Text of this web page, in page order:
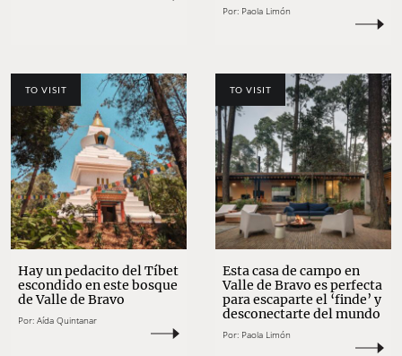
Por: Paola Limón
TO VISIT
Hay un pedacito del Tíbet
escondido en este bosque
de Valle de Bravo
Por: Aída Quintanar
TO VISIT
Esta casa de campo en
Valle de Bravo es perfecta
para escaparte el ‘finde’ y
desconectarte del mundo
Por: Paola Limón